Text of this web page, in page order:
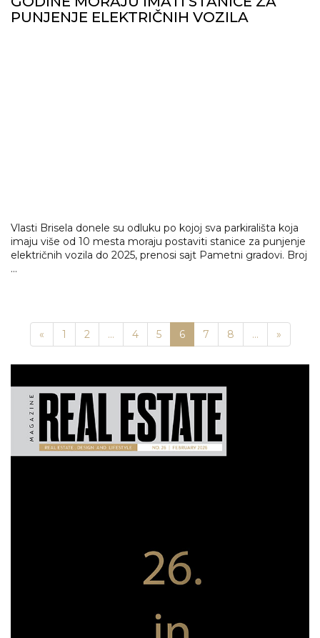
PUNJENJE ELEKTRIČNIH VOZILA
Vlasti Brisela donele su odluku po kojoj sva parkirališta koja
imaju više od 10 mesta moraju postaviti stanice za punjenje
električnih vozila do 2025, prenosi sajt Pametni gradovi. Broj
...
«Previous
1 2 ... 4 5 6 7 8 ... »Next